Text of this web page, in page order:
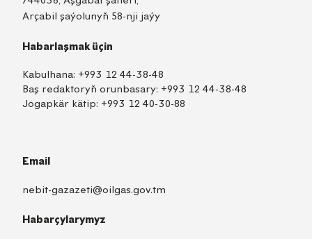
Arçabil şaýolunyň 58-nji jaýy
Habarlaşmak üçin
Kabulhana: +993 12 44-38-48
Baş redaktoryň orunbasary: +993 12 44-38-48
Jogapkär kätip: +993 12 40-30-88
Email
nebit-gazazeti@oilgas.gov.tm
Habarçylarymyz